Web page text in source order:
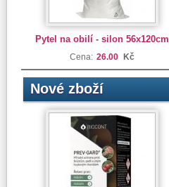
Pytel na obilí - silon 56x120cm
Cena: 26.00 Kč
Nové zboží